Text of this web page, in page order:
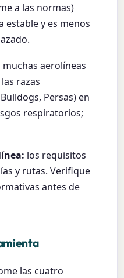
a las normas)
estable y es menos
muchas aerolíneas
razas
Persas) en
respiratorios;
los requisitos
y rutas. Verifique
antes de
las cuatro